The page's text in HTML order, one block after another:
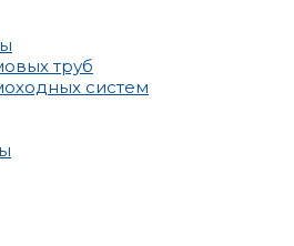
труб
систем